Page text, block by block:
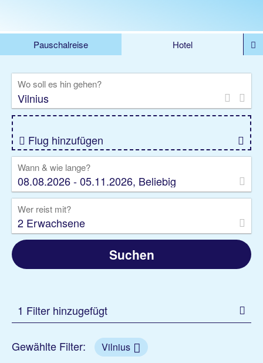
Pauschalreise
Hotel
Rundreise
Kreuzfahrt
Gruppenreise
Camper Privattransfer
Wo soll es hin gehen?
Flug hinzufügen
Wann & wie lange?
08.08.2026 - 05.11.2026, Beliebig
Wer reist mit?
2 Erwachsene
Suchen
1 Filter hinzugefügt
Gewählte Filter: Vilnius